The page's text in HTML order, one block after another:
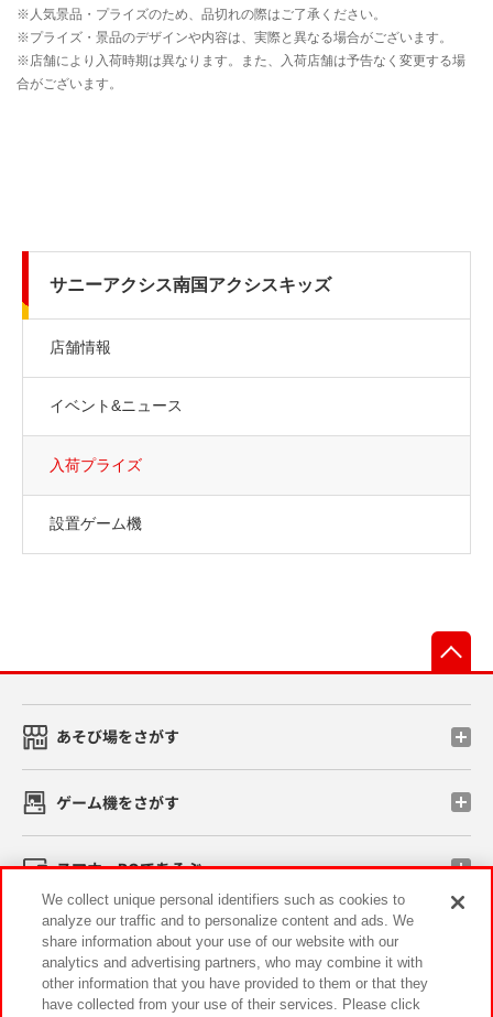
サニーアクシス南国アクシスキッズ
店舗情報
イベント&ニュース
入荷プライズ
設置ゲーム機
あそび場をさがす
ゲーム機をさがす
スマホ・PCであそぶ
イベント・キャンペーン
We collect unique personal identifiers such as cookies to
analyze our traffic and to personalize content and ads. We
share information about your use of our website with our
analytics and advertising partners, who may combine it with
other information that you have provided to them or that they
have collected from your use of their services. Please click